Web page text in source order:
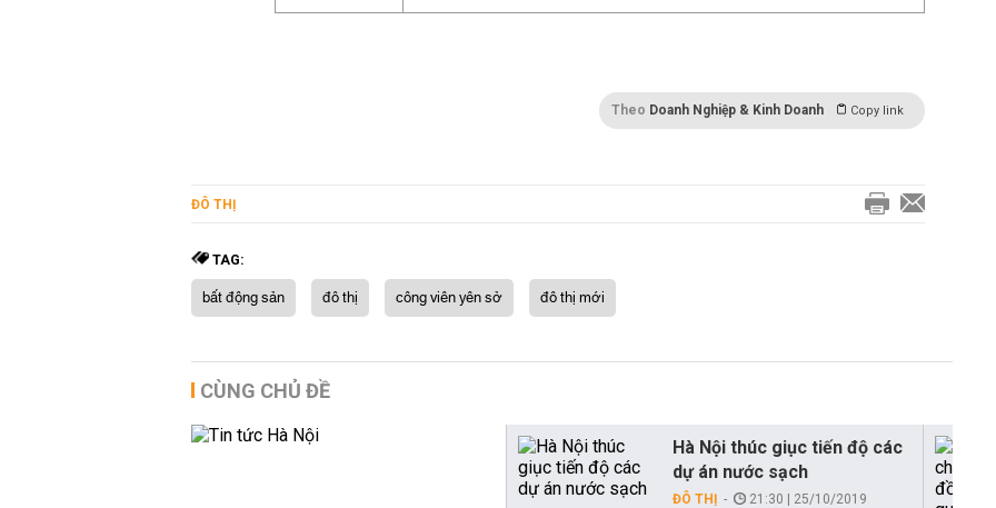
Theo Doanh Nghiệp & Kinh Doanh Copy link
ĐÔ THỊ
TAG:
bất động sản đô thị công viên yên sở đô thị mới
CÙNG CHỦ ĐỀ
Hà Nội thúc giục tiến độ các
dự án nước sạch
ĐÔ THỊ 21:30 | 25/10/2019